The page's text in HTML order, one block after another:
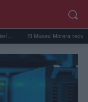
El Museu Morera recupera los